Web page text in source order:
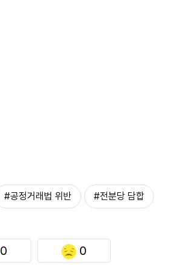
#공정거래법 위반 #전분당 담합
0 0